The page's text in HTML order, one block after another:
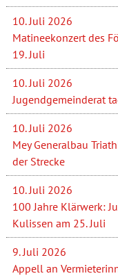
10. Juli 2026
Matineekonzert des
19. Juli
10. Juli 2026
Jugendgemeinderat
10. Juli 2026
Mey Generalbau
der Strecke
10. Juli 2026
100 Jahre Klärwerk:
Kulissen am 25. Juli
9. Juli 2026
Appell an